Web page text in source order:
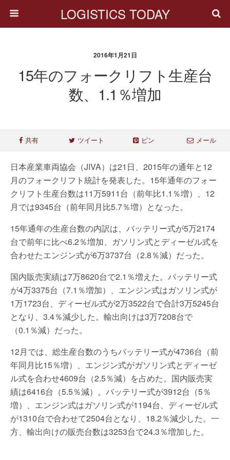
LOGISTICS TODAY
2016年1月21日
15年のフォークリフト生産台
数、1.1％増加
共有 ツイート ピン メール
日本産業車両協会（JIVA）は21日、2015年の通年と12
月のフォークリフト統計を発表した。15年通年のフォー
クリフト生産台数は11万5911台（前年比1.1％増）、12
月では9345台（前年同月比5.7％増）となった。
15年通年の生産台数の内訳は、バッテリー式が5万2174
台で前年に比べ6.2％増加、ガソリン式とディーゼル式を
合わせたエンジン式が6万3737台（2.8％減）だった。
国内販売実績は7万8620台で2.1％増えた。バッテリー式
が4万3375台（7.1％増加）、エンジン式はガソリン式が
1万1723台、ディーゼル式が2万3522台で合計3万5245台
となり、3.4％減少した。輸出向けは3万7208台で
（0.1％減）だった。
12月では、総生産台数のうちバッテリー式が4736台（前
年同月比15％増）、エンジン式がガソリン式とディーゼ
ル式を合わせ4609台（2.5％減）を占めた。国内販売実
績は6416台（5.5％減）。バッテリー式が3912台（5％
増）、エンジン式はガソリン式が1194台、ディーゼル式
が1310台で合わせて2504台となり、18.2％減少した。一
方、輸出向けの販売台数は3253台で24.3％増加した。